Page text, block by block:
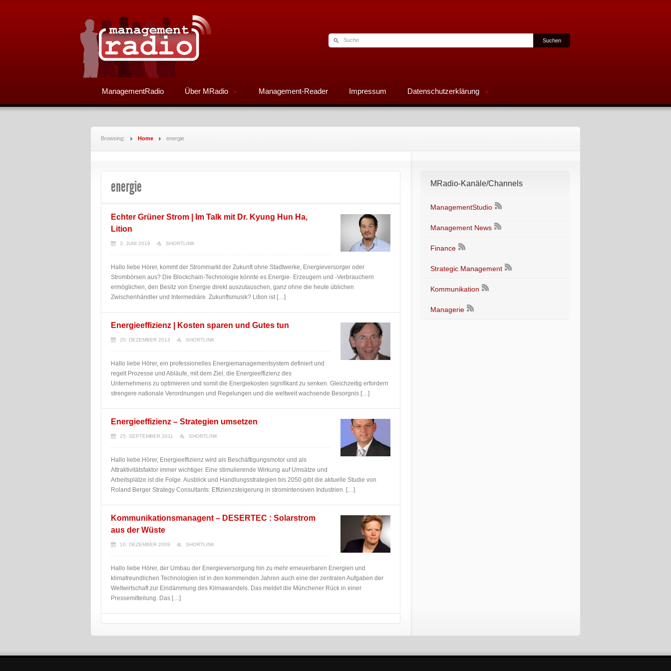
ManagementRadio Über MRadio Management-Reader Impressum Datenschutzerklärung
Browsing: Home energie
energie
Echter Grüner Strom | Im Talk mit Dr. Kyung Hun Ha,
Lition
3. JUNI 2019 SHORTLINK
Hallo liebe Hörer, kommt der Strommarkt der Zukunft ohne Stadtwerke, Energieversorger oder
Strombörsen aus? Die Blockchain-Technologie könnte es Energie- Erzeugern und -Verbrauchern
ermöglichen, den Besitz von Energie direkt auszutauschen, ganz ohne die heute üblichen
Zwischenhändler und Intermediäre. Zukunftsmusik? Lition ist […]
Energieeffizienz | Kosten sparen und Gutes tun
20. DEZEMBER 2013 SHORTLINK
Hallo liebe Hörer, ein professionelles Energiemanagementsystem definiert und
regelt Prozesse und Abläufe, mit dem Ziel, die Energieeffizienz des
Unternehmens zu optimieren und somit die Energiekosten signifikant zu senken. Gleichzeitig erfordern
strengere nationale Verordnungen und Regelungen und die weltweit wachsende Besorgnis […]
Energieeffizienz – Strategien umsetzen
25. SEPTEMBER 2011 SHORTLINK
Hallo liebe Hörer, Energieeffizienz wird als Beschäftigungsmotor und als
Attraktivitätsfaktor immer wichtiger. Eine stimulierende Wirkung auf Umsätze und
Arbeitsplätze ist die Folge. Ausblick und Handlungsstrategien bis 2050 gibt die aktuelle Studie von
Roland Berger Strategy Consultants: Effizienzsteigerung in stromintensiven Industrien. […]
Kommunikationsmanagent – DESERTEC : Solarstrom
aus der Wüste
10. DEZEMBER 2009 SHORTLINK
Hallo liebe Hörer, der Umbau der Energieversorgung hin zu mehr erneuerbaren Energien und
klimafreundlichen Technologien ist in den kommenden Jahren auch eine der zentralen Aufgaben der
Weltwirtschaft zur Eindämmung des Klimawandels. Das meldet die Münchener Rück in einer
Pressemitteilung. Das […]
MRadio-Kanäle/Channels
ManagementStudio
Management News
Finance
Strategic Management
Kommunikation
Managerie